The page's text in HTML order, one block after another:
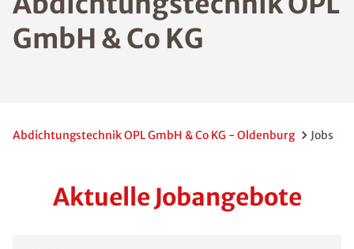
GmbH & Co KG
Abdichtungstechnik OPL GmbH & Co KG - Oldenburg Jobs
Aktuelle Jobangebote